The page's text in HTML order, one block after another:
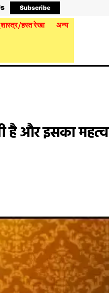
Subscribe
शास्त्र/हस्त रेखा अन्य
है और इसका महत्व